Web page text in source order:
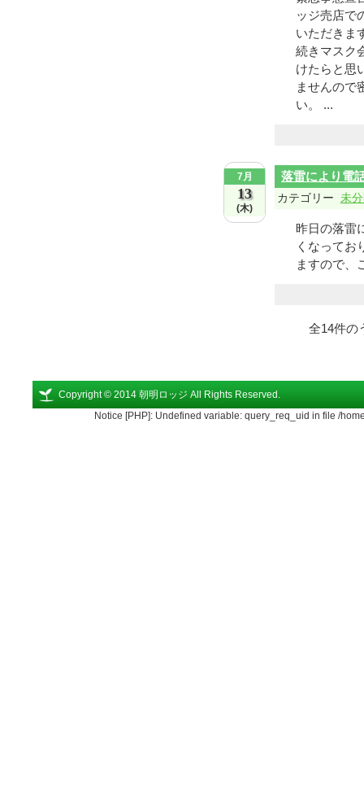
ッジ売店で
いただきま
続きマスク
けたらと思
ませんので
い。 ...
7月
13
(木)
落雷により電
カテゴリー 未
昨日の落雷
くなってお
ますので、
全14件の
Copyright © 2014 朝明ロッジ All Rights Reserved.
Notice [PHP]: Undefined variable: query_req_uid in file /